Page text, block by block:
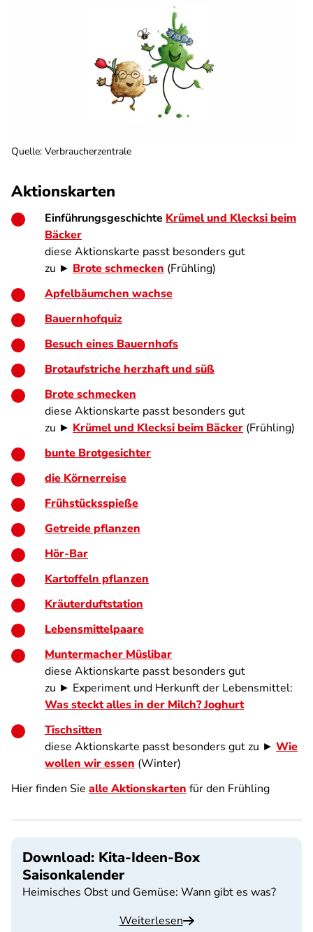
Quelle: Verbraucherzentrale
Aktionskarten
Einführungsgeschichte Krümel und Klecksi beim
Bäcker
diese Aktionskarte passt besonders gut
zu ► Brote schmecken (Frühling)
Apfelbäumchen wachse
Bauernhofquiz
Besuch eines Bauernhofs
Brotaufstriche herzhaft und süß
Brote schmecken
diese Aktionskarte passt besonders gut
zu ► Krümel und Klecksi beim Bäcker (Frühling)
bunte Brotgesichter
die Körnerreise
Frühstücksspieße
Getreide pflanzen
Hör-Bar
Kartoffeln pflanzen
Kräuterduftstation
Lebensmittelpaare
Muntermacher Müslibar
diese Aktionskarte passt besonders gut
zu ► Experiment und Herkunft der Lebensmittel:
Was steckt alles in der Milch? Joghurt
Tischsitten
diese Aktionskarte passt besonders gut zu ► Wie
wollen wir essen (Winter)
Hier finden Sie alle Aktionskarten für den Frühling
Download: Kita-Ideen-Box
Saisonkalender
Heimisches Obst und Gemüse: Wann gibt es was?
Weiterlesen